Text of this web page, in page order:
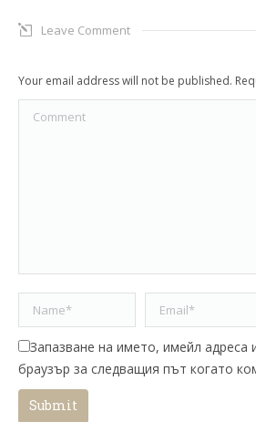
Leave Comment
Your email address will not be published.
Comment
Name * Email *
Запазване на името, имейл адреса
браузър за следващия път когато
Submit